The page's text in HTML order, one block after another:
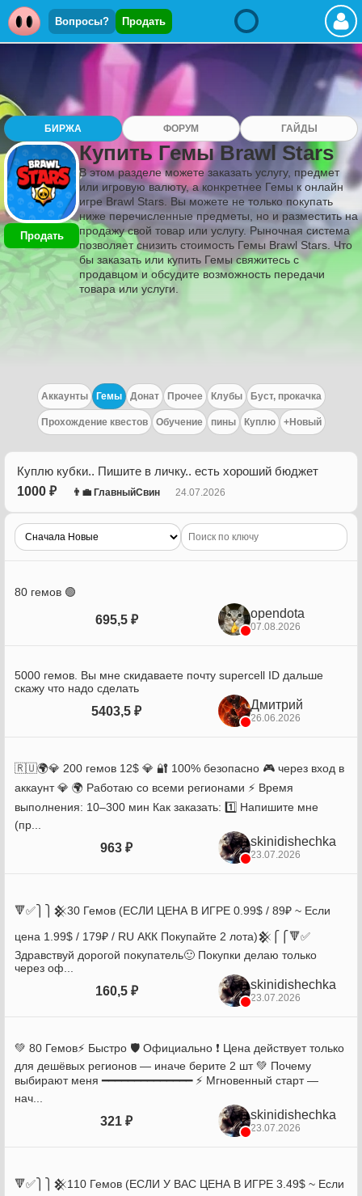
Вопросы? Продать
БИРЖА ФОРУМ ГАЙДЫ
Продать
Купить Гемы Brawl Stars
В этом разделе можете заказать услугу, предмет
или игровую валюту, а конкретнее Гемы к онлайн
игре Brawl Stars. Вы можете не только покупать
ниже перечисленные предметы, но и разместить на
продажу свой товар или услугу. Рыночная система
позволяет снизить стоимость Гемы Brawl Stars. Что
бы заказать или купить Гемы свяжитесь с
продавцом и обсудите возможность передачи
товара или услуги.
Аккаунты Гемы Донат Прочее Клубы Буст, прокачка
Прохождение квестов Обучение пины Куплю +Новый
Куплю кубки.. Пишите в личку.. есть хороший бюджет
1000 ₽
👨‍💼 ГлавныйСвин 24.07.2026
80 гемов 🟢
695,5 ₽ opendota
07.08.2026
5000 гемов. Вы мне скидаваете почту supercell ID дальше
скажу что надо сделать
5403,5 ₽ Дмитрий
26.06.2026
🇷🇺🌍💎 200 гемов 12$ 💎 🔐 100% безопасно 🎮 через вход в
аккаунт 💎 🌍 Работаю со всеми регионами ⚡ Время
выполнения: 10–300 мин Как заказать: 1️⃣ Напишите мне
(пр...
963 ₽ skinidishechka
23.07.2026
🔻✅⎫⎫𒆜30 Гемов (ЕСЛИ ЦЕНА В ИГРЕ 0.99$ / 89₽ ~ Если
цена 1.99$ / 179₽ / RU АКК Покупайте 2 лота)𒆜⎧⎧🔻✅
Здравствуй дорогой покупатель🙂 Покупки делаю только
через оф...
160,5 ₽ skinidishechka
23.07.2026
💚 80 Гемов⚡ Быстро 🛡️ Официально ❗ Цена действует только
для дешёвых регионов — иначе берите 2 шт 💚 Почему
выбирают меня ━━━━━━━━━━━━━━ ⚡ Мгновенный старт —
нач...
321 ₽ skinidishechka
23.07.2026
🔻✅⎫⎫𒆜110 Гемов (ЕСЛИ У ВАС ЦЕНА В ИГРЕ 3.49$ ~ Если